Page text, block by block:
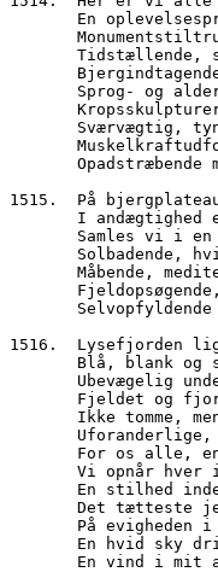
En
Sprog- og
1515.  På
I
Samles vi
Måbende,
1516.  Lysefjorden
Blå, blank
Ubevægelig
Fjeldet og
Ikke tomme,
For os alle,
Vi opnår
En stilhed
Det
På evigheden
En hvid sky
En vind i